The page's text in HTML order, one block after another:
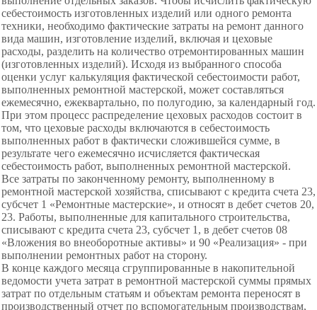
себестоимость изготовленных изделий или одного ремонта
техники, необходимо фактические затраты на ремонт данного
вида машин, изготовление изделий, включая и цеховые
расходы, разделить на количество отремонтированных машин
(изготовленных изделий). Исходя из выбранного способа
оценки услуг калькуляция фактической себестоимости работ,
выполненных ремонтной мастерской, может составляться
ежемесячно, ежеквартально, по полугодию, за календарный год.
При этом процесс распределение цеховых расходов состоит в
том, что цеховые расходы включаются в себестоимость
выполненных работ в фактически сложившейся сумме, в
результате чего ежемесячно исчисляется фактическая
себестоимость работ, выполненных ремонтной мастерской.
Все затраты по законченному ремонту, выполненному в
ремонтной мастерской хозяйства, списывают с кредита счета 23,
субсчет 1 «Ремонтные мастерские», и относят в дебет счетов 20,
23. Работы, выполненные для капитального строительства,
списывают с кредита счета 23, субсчет 1, в дебет счетов 08
«Вложения во внеоборотные активы» и 90 «Реализация» - при
выполнении ремонтных работ на сторону.
В конце каждого месяца сгруппированные в накопительной
ведомости учета затрат в ремонтной мастерской суммы прямых
затрат по отдельным статьям и объектам ремонта переносят в
производственный отчет по вспомогательным производствам,